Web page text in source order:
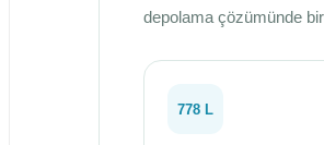
depolama çözümünde
778 L